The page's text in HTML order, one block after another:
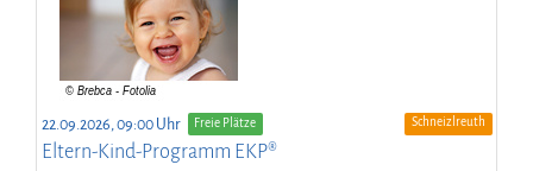
22.09.2026, 09:00 Uhr Freie Plätze Schneizlreuth
Eltern-Kind-Programm EKP®